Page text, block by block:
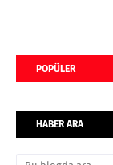
POPÜLER
HABER ARA